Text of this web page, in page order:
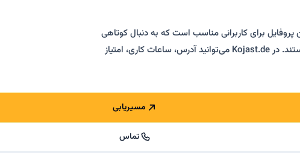
پروفایل برای کاربرانی مناسب است که به دنبال کوتاهی
مو، رنگ مو، استایلینگ و آرایشگاه فارسی‌زبان در فرانکفورت هستند. در Kojast.de می‌توانید آدرس، ساعات کاری، امتیاز
مسیریابی
تماس